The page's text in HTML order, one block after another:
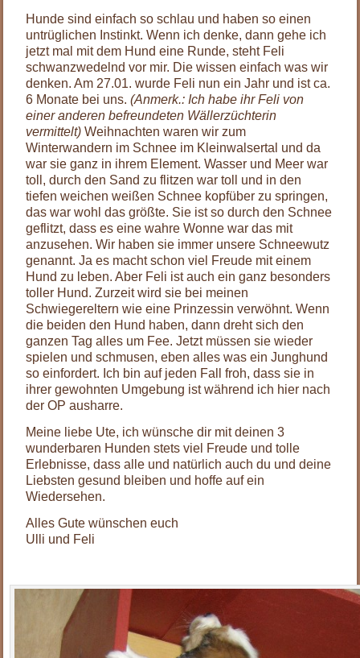
Hunde sind einfach so schlau und haben so einen
untrüglichen Instinkt. Wenn ich denke, dann gehe ich
jetzt mal mit dem Hund eine Runde, steht Feli
schwanzwedelnd vor mir. Die wissen einfach was wir
denken. Am 27.01. wurde Feli nun ein Jahr und ist ca.
6 Monate bei uns.(Anmerk.: Ich habe ihr Feli von
einer anderen befreundeten Wällerzüchterin
vermittelt) Weihnachten waren wir zum
Winterwandern im Schnee im Kleinwalsertal und da
war sie ganz in ihrem Element. Wasser und Meer war
toll, durch den Sand zu flitzen war toll und in den
tiefen weichen weißen Schnee kopfüber zu springen,
das war wohl das größte. Sie ist so durch den Schnee
geflitzt, dass es eine wahre Wonne war das mit
anzusehen. Wir haben sie immer unsere Schneewutz
genannt. Ja es macht schon viel Freude mit einem
Hund zu leben. Aber Feli ist auch ein ganz besonders
toller Hund. Zurzeit wird sie bei meinen
Schwiegereltern wie eine Prinzessin verwöhnt. Wenn
die beiden den Hund haben, dann dreht sich den
ganzen Tag alles um Fee. Jetzt müssen sie wieder
spielen und schmusen, eben alles was ein Junghund
so einfordert. Ich bin auf jeden Fall froh, dass sie in
ihrer gewohnten Umgebung ist während ich hier nach
der OP ausharre.
Meine liebe Ute, ich wünsche dir mit deinen 3
wunderbaren Hunden stets viel Freude und tolle
Erlebnisse, dass alle und natürlich auch du und deine
Liebsten gesund bleiben und hoffe auf ein
Wiedersehen.
Alles Gute wünschen euch
Ulli und Feli